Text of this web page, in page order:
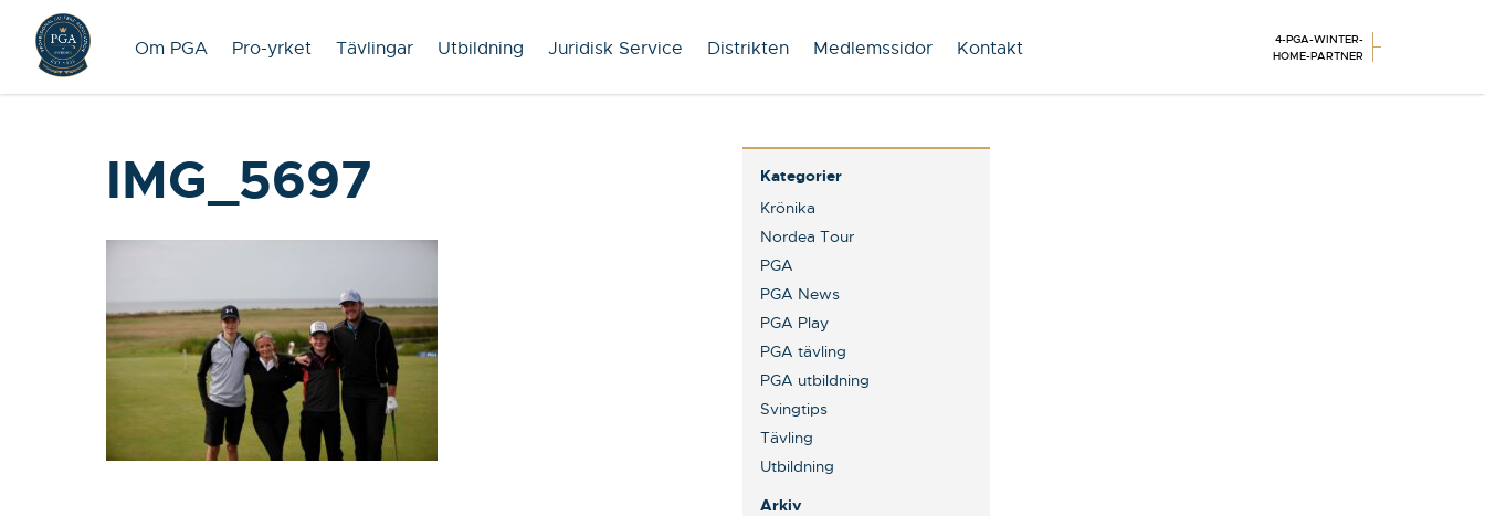
Om PGA Pro-yrket Tävlingar Utbildning Juridisk Service Distrikten Medlemssidor Kontakt
4-PGA-WINTER-
HOME-PARTNER
IMG_5697
Kategorier
Krönika
Nordea Tour
PGA
PGA News
PGA Play
PGA tävling
PGA utbildning
Svingtips
Tävling
Utbildning
Arkiv